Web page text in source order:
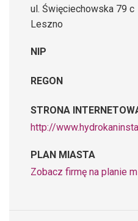
ul. Święciechowska 79 c
Leszno
NIP
REGON
STRONA
http://
PLAN MIASTA
Zobacz firmę na planie